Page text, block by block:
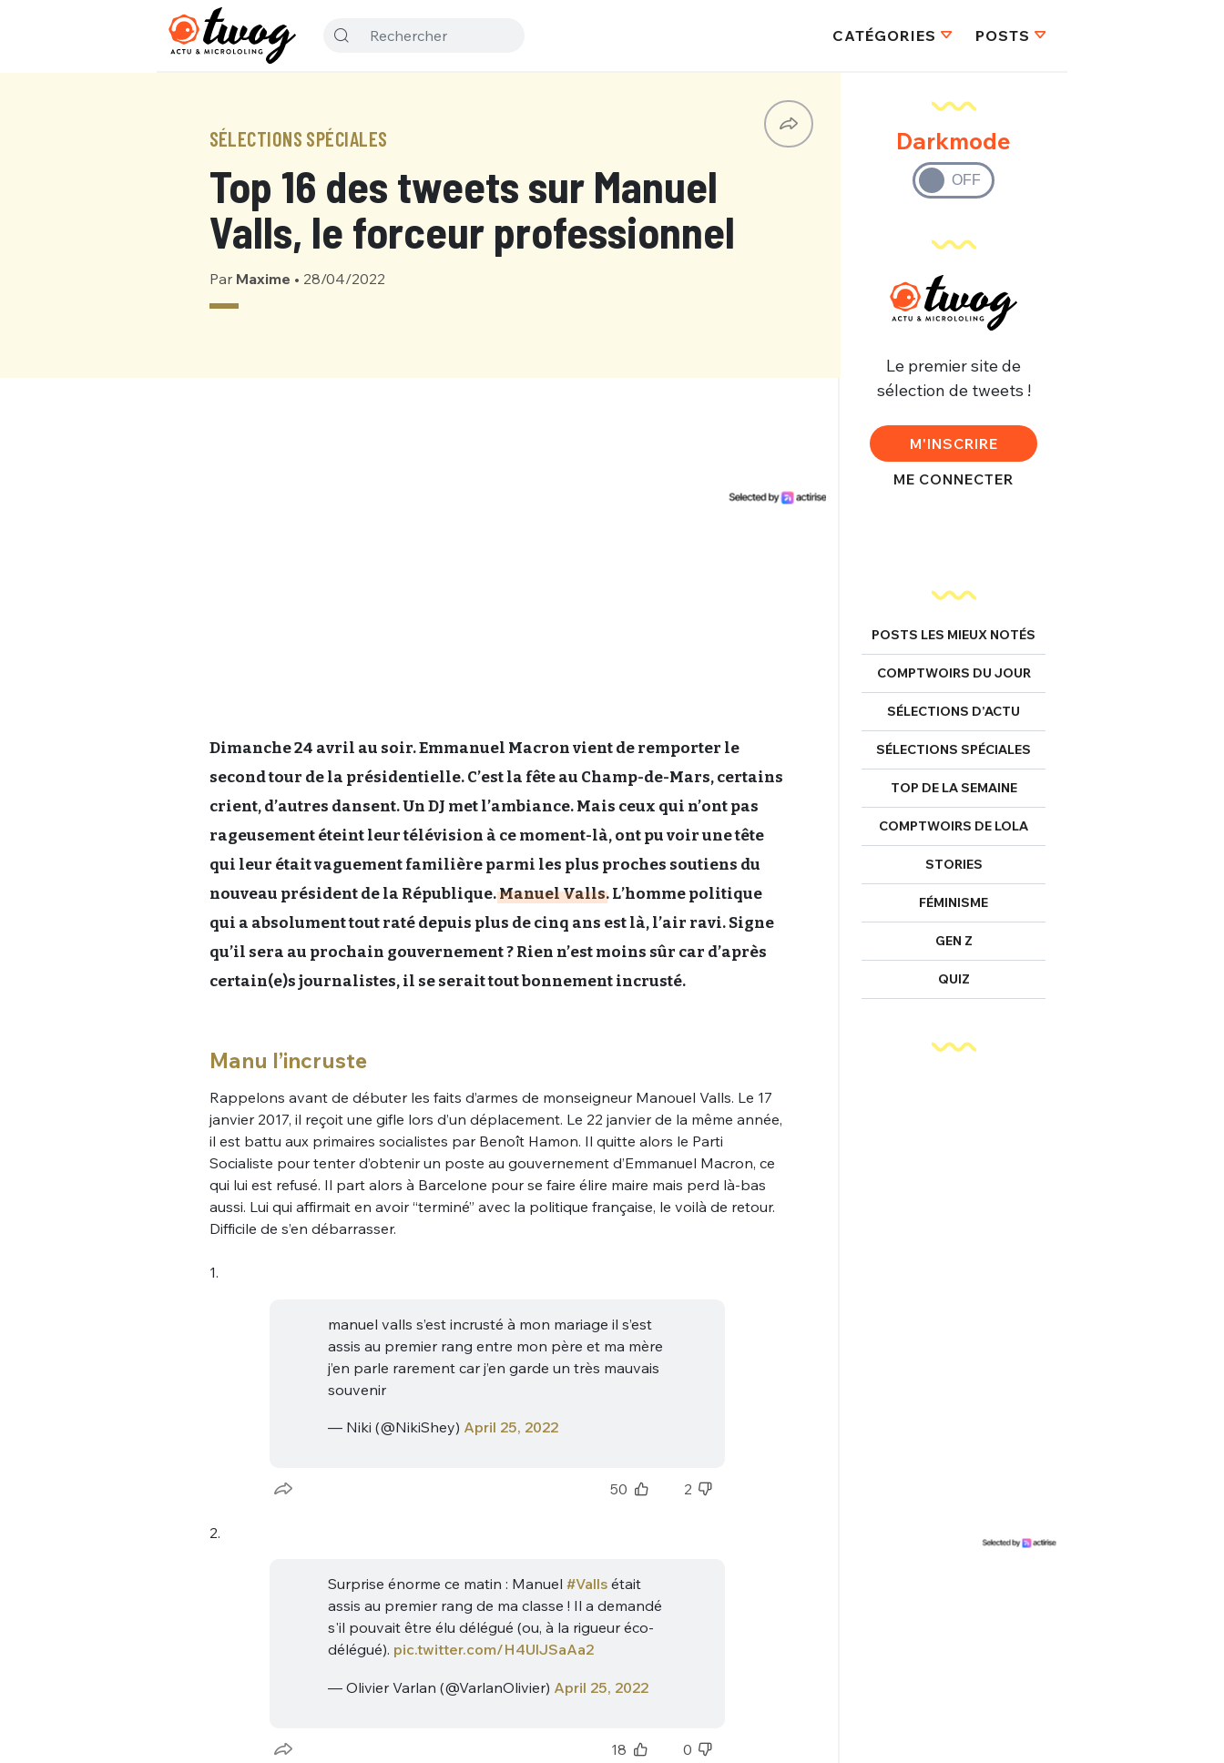
CATÉGORIES POSTS
SÉLECTIONS SPÉCIALES
Top 16 des tweets sur Manuel
Valls, le forceur professionnel
Par Maxime • 28/04/2022
Dimanche 24 avril au soir. Emmanuel Macron vient de remporter le
second tour de la présidentielle. C’est la fête au Champ-de-Mars, certains
crient, d’autres dansent. Un DJ met l’ambiance. Mais ceux qui n’ont pas
rageusement éteint leur télévision à ce moment-là, ont pu voir une tête
qui leur était vaguement familière parmi les plus proches soutiens du
nouveau président de la République.Manuel Valls. L’homme politique
qui a absolument tout raté depuis plus de cinq ans est là, l’air ravi. Signe
qu’il sera au prochain gouvernement ? Rien n’est moins sûr car d’après
certain(e)s journalistes, il se serait tout bonnement incrusté.
Manu l’incruste
Rappelons avant de débuter les faits d’armes de monseigneur Manouel Valls. Le 17
janvier 2017, il reçoit une gifle lors d’un déplacement. Le 22 janvier de la même année,
il est battu aux primaires socialistes par Benoît Hamon. Il quitte alors le Parti
Socialiste pour tenter d’obtenir un poste au gouvernement d’Emmanuel Macron, ce
qui lui est refusé. Il part alors à Barcelone pour se faire élire maire mais perd là-bas
aussi. Lui qui affirmait en avoir “terminé” avec la politique française, le voilà de retour.
Difficile de s’en débarrasser.
1.
manuel valls s’est incrusté à mon mariage il s’est
assis au premier rang entre mon père et ma mère
j’en parle rarement car j’en garde un très mauvais
souvenir
— Niki (@NikiShey) April 25, 2022
50 2
2.
Surprise énorme ce matin : Manuel #Valls était
assis au premier rang de ma classe ! Il a demandé
s'il pouvait être élu délégué (ou, à la rigueur éco-
délégué). pic.twitter.com/H4UlJSaAa2
— Olivier Varlan (@VarlanOlivier) April 25, 2022
18 0
Darkmode
Le premier site de
sélection de tweets !
M'INSCRIRE
ME CONNECTER
POSTS LES MIEUX NOTÉS
COMPTWOIRS DU JOUR
SÉLECTIONS D’ACTU
SÉLECTIONS SPÉCIALES
TOP DE LA SEMAINE
COMPTWOIRS DE LOLA
STORIES
FÉMINISME
GEN Z
QUIZ